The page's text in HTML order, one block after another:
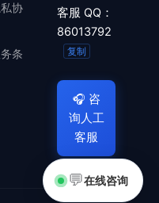
协
条
客服 QQ：
86013792
复制
🎧 咨
询人工
客服
💬在线咨询